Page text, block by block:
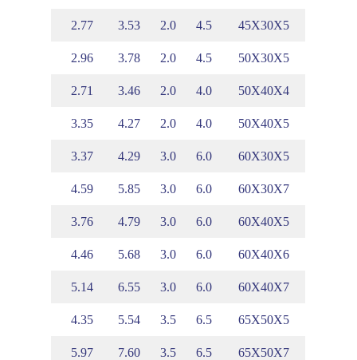
45X30X5
4.5
2.0
3.53
2.77
50X30X5
4.5
2.0
3.78
2.96
50X40X4
4.0
2.0
3.46
2.71
50X40X5
4.0
2.0
4.27
3.35
60X30X5
6.0
3.0
4.29
3.37
60X30X7
6.0
3.0
5.85
4.59
60X40X5
6.0
3.0
4.79
3.76
60X40X6
6.0
3.0
5.68
4.46
60X40X7
6.0
3.0
6.55
5.14
65X50X5
6.5
3.5
5.54
4.35
65X50X7
6.5
3.5
7.60
5.97